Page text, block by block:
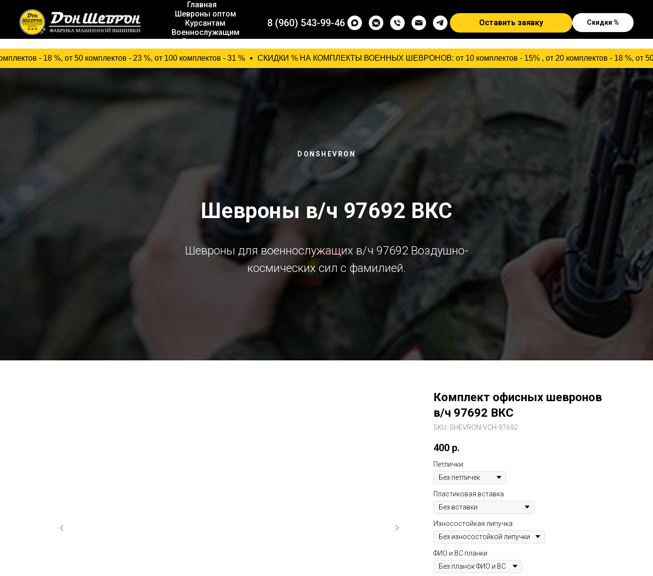
Главная
Шевроны оптом
Курсантам
Военнослужащим
Госслужащим
8 (960) 543-99-46 Оставить заявку Скидки %
от 50 комплектов - 23 %, от 100 комплектов - 31 % СКИДКИ % НА КОМПЛЕКТЫ ВОЕННЫХ ШЕВРОНОВ: от 10 комплектов - 15% , от 20 комплектов - 18 %, от 50
DONSHEVRON
Шевроны в/ч 97692 ВКС
Шевроны для военнослужащих в/ч 97692 Воздушно-
космических сил c фамилией.
Комплект офисных шевронов
в/ч 97692 ВКС
SKU: SHEVRON-VCH-97692
400 р.
Петлички
Пластиковая вставка
Износостойкая липучка
ФИО и ВС планки